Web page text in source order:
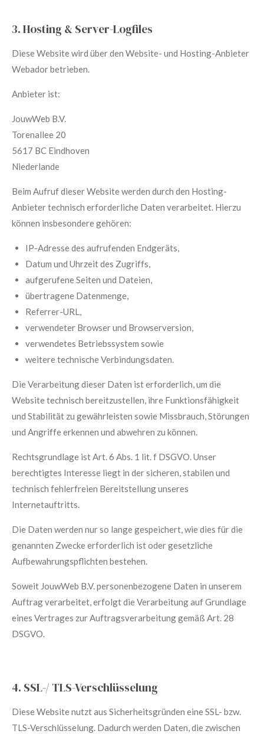
3. Hosting & Server-Logfiles
Diese Website wird über den Website- und Hosting-Anbieter
Webador betrieben.
Anbieter ist:
JouwWeb B.V.
Torenallee 20
5617 BC Eindhoven
Niederlande
Beim Aufruf dieser Website werden durch den Hosting-
Anbieter technisch erforderliche Daten verarbeitet. Hierzu
können insbesondere gehören:
IP-Adresse des aufrufenden Endgeräts,
Datum und Uhrzeit des Zugriffs,
aufgerufene Seiten und Dateien,
übertragene Datenmenge,
Referrer-URL,
verwendeter Browser und Browserversion,
verwendetes Betriebssystem sowie
weitere technische Verbindungsdaten.
Die Verarbeitung dieser Daten ist erforderlich, um die
Website technisch bereitzustellen, ihre Funktionsfähigkeit
und Stabilität zu gewährleisten sowie Missbrauch, Störungen
und Angriffe erkennen und abwehren zu können.
Rechtsgrundlage ist Art. 6 Abs. 1 lit. f DSGVO. Unser
berechtigtes Interesse liegt in der sicheren, stabilen und
technisch fehlerfreien Bereitstellung unseres
Internetauftritts.
Die Daten werden nur so lange gespeichert, wie dies für die
genannten Zwecke erforderlich ist oder gesetzliche
Aufbewahrungspflichten bestehen.
Soweit JouwWeb B.V. personenbezogene Daten in unserem
Auftrag verarbeitet, erfolgt die Verarbeitung auf Grundlage
eines Vertrages zur Auftragsverarbeitung gemäß Art. 28
DSGVO.
4. SSL-/ TLS-Verschlüsselung
Diese Website nutzt aus Sicherheitsgründen eine SSL- bzw.
TLS-Verschlüsselung. Dadurch werden Daten, die zwischen